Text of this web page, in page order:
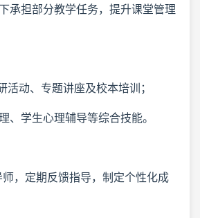
承担部分教学任务，提升课堂管理
活动、专题讲座及校本培训；
、学生心理辅导等综合技能。
，定期反馈指导，制定个性化成